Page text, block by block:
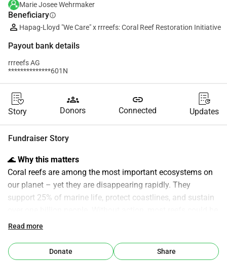
Marie Josee Wehrmaker
Beneficiaryinfo
Hapag-Lloyd "We Care" x rrreefs: Coral Reef Restoration Initiative
Payout bank details
rrreefs AG
**************601N
Story
groups
Donors
link
Connected Updates
Fundraiser Story
🌊 Why this matters
Coral reefs are among the most important ecosystems on
our planet – yet they are disappearing rapidly. They
support 25% of marine life, protect coastlines, and sustain
lost within the next decades.
💙
What we are doing
As part of the Hapag-Lloyd “We Care” initiative, we
Read more
Donate Share